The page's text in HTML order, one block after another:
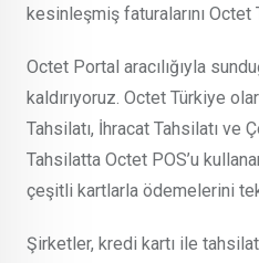
kesinleşmiş faturalarını
Octet Portal aracılığıyla
kaldırıyoruz. Octet Türkiye
Tahsilatı, İhracat Tahsilatı
Tahsilatta Octet POS’u
çeşitli kartlarla ödemelerini
Şirketler, kredi kartı ile